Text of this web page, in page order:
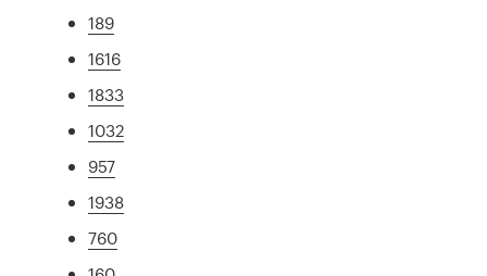
189
1616
1833
1032
957
1938
760